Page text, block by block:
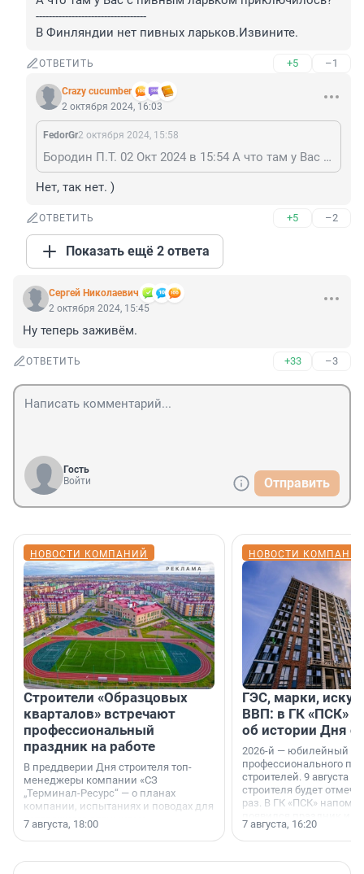
----------------------------------
В Финляндии нет пивных ларьков.Извините.
ОТВЕТИТЬ +5 –1
Crazy cucumber
2 октября 2024, 16:03
FedorGr2 октября 2024, 15:58
Бородин П.Т. 02 Окт 2024 в 15:54 А что там у Вас с пивным ларьком приключилось? ---------------------------------- В Финляндии нет пивных ларьков.Извините.
Нет, так нет. )
ОТВЕТИТЬ +5 –2
Показать ещё 2 ответа
Cepгeй Николаевич
2 октября 2024, 15:45
Ну теперь заживём.
ОТВЕТИТЬ +33 –3
Гость
Войти
Отправить
НОВОСТИ КОМПАНИЙ
Строители «Образцовых
кварталов» встречают
профессиональный
праздник на работе
В преддверии Дня строителя топ-
менеджеры компании «СЗ
„Терминал-Ресурс“ — о планах
компании, испытаниях и поводах для
осторожного оптимизма.
7 августа, 18:00
НОВОСТИ
ГЭС, марки,
ВВП: в ГК «ПСК»
об истории Дня
2026-й — юбилейный
профессионального
строителей. 9 августа
строителя будет
раз. В ГК «ПСК»
поменялась роль
7 августа, 16:20